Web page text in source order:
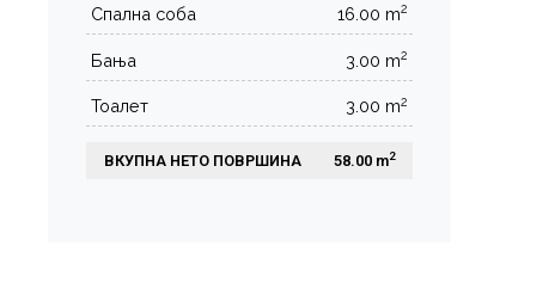
Спална соба 16.00 m2
Бања 3.00 m2
Тоалет 3.00 m2
ВКУПНА НЕТО ПОВРШИНА 58.00 m2